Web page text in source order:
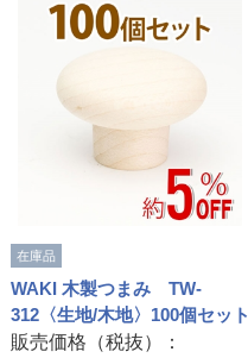
在庫品
WAKI 木製つまみ TW-
312〈生地/木地〉100個セット
販売価格（税抜）：